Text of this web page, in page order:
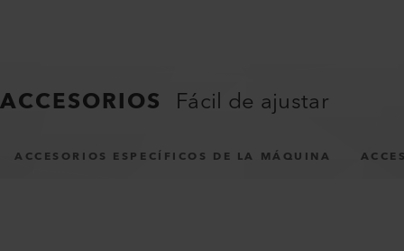
ACCESORIOS Fácil de ajustar
ACCESORIOS ESPECÍFICOS DE LA MÁQUINA